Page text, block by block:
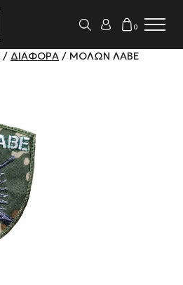
0
/ ΔΙΆΦΟΡΑ / ΜΟΛΏΝ ΛΑΒΈ